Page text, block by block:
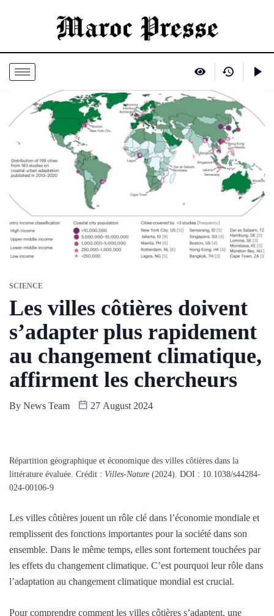
SCIENCE
Les villes côtières doivent
s’adapter plus rapidement
au changement climatique,
affirment les chercheurs
By News Team 27 August 2024
Répartition géographique et économique des villes côtières dans la
littérature évaluée. Crédit : Villes-Nature (2024). DOI : 10.1038/s44284-
024-00106-9
Les villes côtières jouent un rôle clé dans l’économie mondiale et
remplissent des fonctions importantes pour la société dans son
ensemble. Dans le même temps, elles sont fortement touchées par
les effets du changement climatique. C’est pourquoi leur rôle dans
l’adaptation au changement climatique mondial est crucial.
Pour comprendre comment les villes côtières s’adaptent, une